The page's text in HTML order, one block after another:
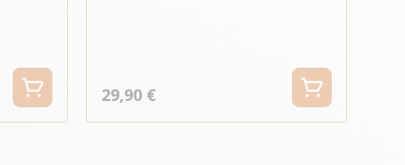
29,90 €